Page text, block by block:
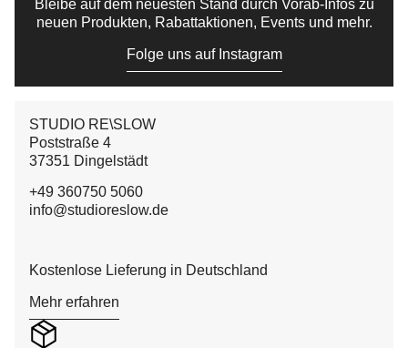
Bleibe auf dem neuesten Stand durch Vorab-Infos zu
neuen Produkten, Rabattaktionen, Events und mehr.
Folge uns auf Instagram
STUDIO RE\SLOW
Poststraße 4
37351 Dingelstädt
+49 360750 5060
info@studioreslow.de
Kostenlose Lieferung in Deutschland
Mehr erfahren